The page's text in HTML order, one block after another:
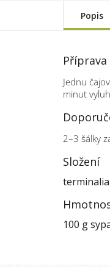
Popis
Příprava
Jednu
minut
2–3 šálky
Složení
100 g